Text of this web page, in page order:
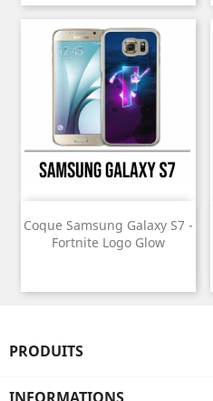
Coque Samsung Galaxy S7 -
Fortnite Logo Glow
PRODUITS